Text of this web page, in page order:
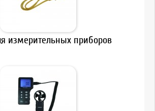
измерительных приборов